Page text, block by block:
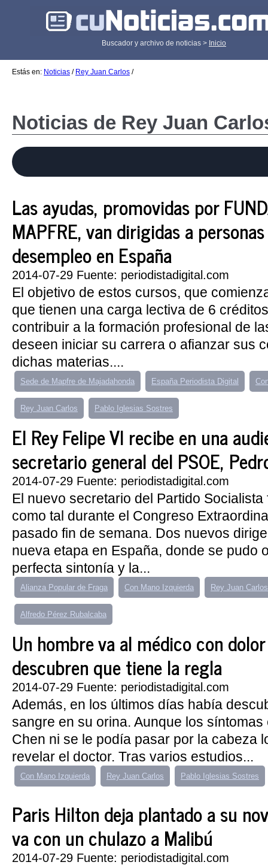
Buscador y archivo de noticias > Inicio
Estás en: Noticias / Rey Juan Carlos /
Noticias de Rey Juan
Las ayudas, promovidas por
MAPFRE, van dirigidas a
desempleo en España
2014-07-29 Fuente: periodistadigital.com
El objetivo de estos cursos, que
que tienen una carga lectiva de 6
contribuir a la formación profesional de
deseen iniciar su carrera o afianzar sus
dichas materias....
Sede de Mapfre de Majadahonda España Periodista Digital
Rey Juan Carlos Pablo Iglesias Sostres
El Rey Felipe VI recibe en una
secretario general del PSOE,
2014-07-29 Fuente: periodistadigital.com
El nuevo secretario del Partido
como tal durante el Congreso
pasado fin de semana. Dos nuevos
nueva etapa en España, donde se pudo
perfecta sintonía y la...
Alianza Popular de Fraga Con Mano Izquierda Rey Juan Carlos
Alfredo Pérez Rubalcaba
Un hombre va al médico con
descubren que tiene la regla
2014-07-29 Fuente: periodistadigital.com
Además, en los últimos días había
sangre en su orina. Aunque los
Chen ni se le podía pasar por la cabeza
revelar el doctor. Tras varios estudios...
Con Mano Izquierda Rey Juan Carlos Pablo Iglesias Sostres
Paris Hilton deja plantado a su
va con un chulazo a Malibú
2014-07-29 Fuente: periodistadigital.com